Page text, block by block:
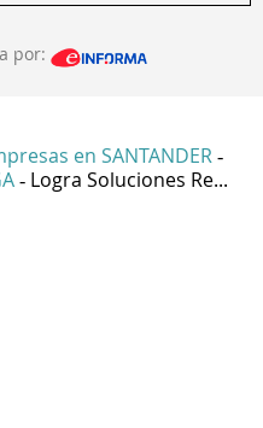
por:
en SANTANDER -
- Logra Soluciones Re...